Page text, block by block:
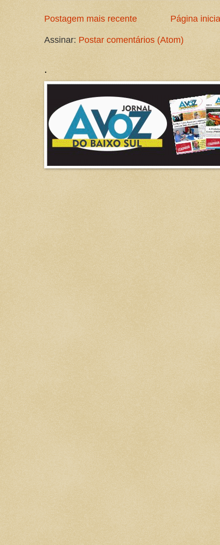
Postagem mais recente Página
Assinar: Postar comentários (Atom)
.